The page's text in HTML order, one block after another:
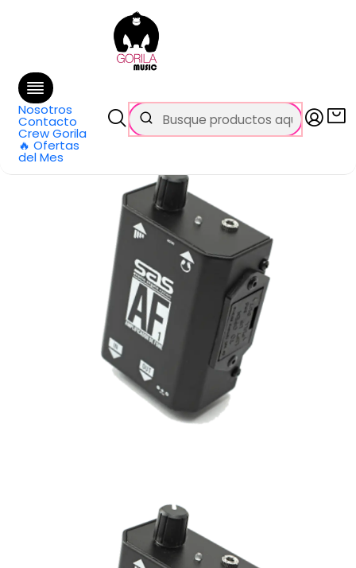
Nosotros
Contacto
Crew Gorila
🔥 Ofertas
del Mes
GRATIS
en Santiago y $99.990 en Regiones
Categorías Audio Pro
Amplificadores Audífonos